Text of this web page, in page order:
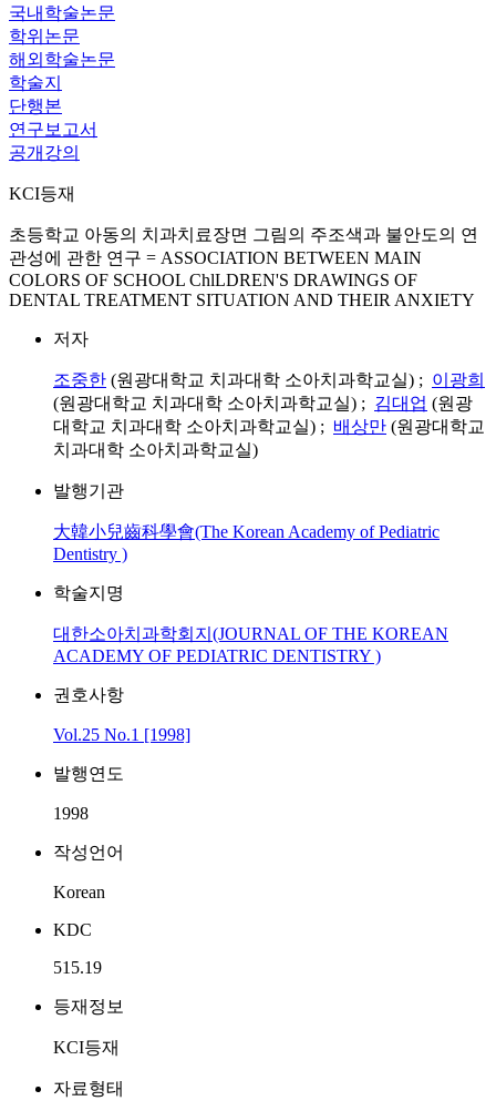
국내학술논문
학위논문
해외학술논문
학술지
단행본
연구보고서
공개강의
KCI등재
초등학교 아동의 치과치료장면 그림의 주조색과 불안도의 연
관성에 관한 연구 = ASSOCIATION BETWEEN MAIN
COLORS OF SCHOOL ChlLDREN'S DRAWINGS OF
DENTAL TREATMENT SITUATION AND THEIR ANXIETY
저자
조중한 (원광대학교 치과대학 소아치과학교실) ; 이광희
(원광대학교 치과대학 소아치과학교실) ; 김대업 (원광
대학교 치과대학 소아치과학교실) ; 배상만 (원광대학교
치과대학 소아치과학교실)
발행기관
大韓小兒齒科學會(The Korean Academy of Pediatric
Dentistry )
학술지명
대한소아치과학회지(JOURNAL OF THE KOREAN
ACADEMY OF PEDIATRIC DENTISTRY )
권호사항
Vol.25 No.1 [1998]
발행연도
1998
작성언어
Korean
KDC
515.19
등재정보
KCI등재
자료형태